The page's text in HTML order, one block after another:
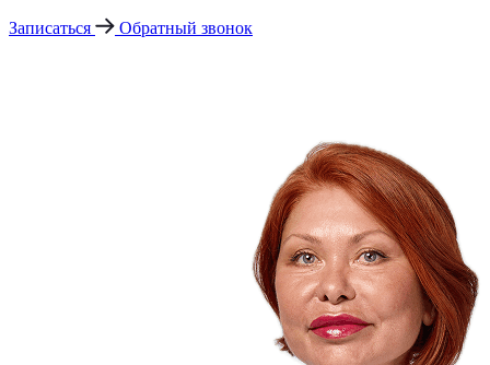
Записаться Обратный звонок